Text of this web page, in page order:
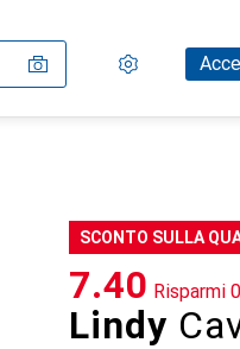
Impostazioni
Conto cliente
Liste di
Liste dei
Carrello
SCONTO SULLA
Lindy
CHF
7.40 Risparmi